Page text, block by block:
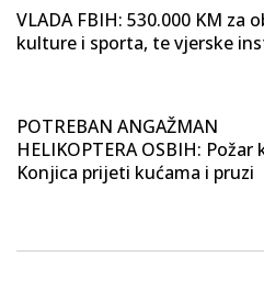
VLADA FBIH: 530.000 KM za
kulture i sporta, te vjerske
POTREBAN ANGAŽMAN
HELIKOPTERA OSBIH: Požar
Konjica prijeti kućama i pruzi